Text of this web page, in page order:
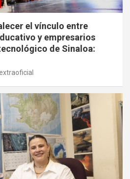
el vínculo entre
y empresarios
de Sinaloa: